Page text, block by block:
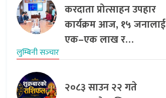
करदाता प्रोत्साहन उपहार
कार्यक्रम आज, १५ जनालाई
एक–एक लाख र…
लुम्बिनी सञ्‍चार
२०८३ साउन २२ गते